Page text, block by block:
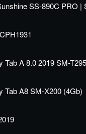
SS-890C PRO
A 8.0 2019 SM-T295
A8 SM-X200 (4Gb)